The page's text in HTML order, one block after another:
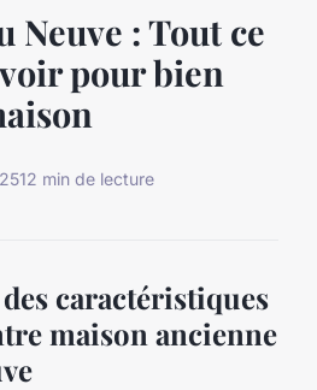
Neuve : Tout ce
pour bien
12 min de lecture
caractéristiques
maison ancienne